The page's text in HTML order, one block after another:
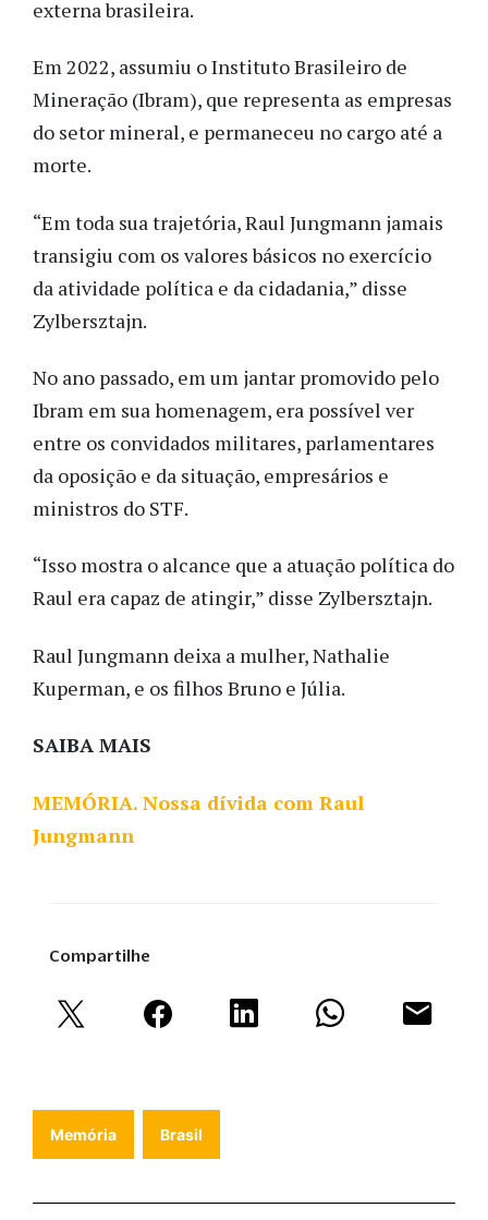
externa brasileira.
Em 2022, assumiu o Instituto Brasileiro de
Mineração (Ibram), que representa as empresas
do setor mineral, e permaneceu no cargo até a
morte.
“Em toda sua trajetória, Raul Jungmann jamais
transigiu com os valores básicos no exercício
da atividade política e da cidadania,” disse
Zylbersztajn.
No ano passado, em um jantar promovido pelo
Ibram em sua homenagem, era possível ver
entre os convidados militares, parlamentares
da oposição e da situação, empresários e
ministros do STF.
“Isso mostra o alcance que a atuação política do
Raul era capaz de atingir,” disse Zylbersztajn.
Raul Jungmann deixa a mulher, Nathalie
Kuperman, e os filhos Bruno e Júlia.
SAIBA MAIS
MEMÓRIA. Nossa dívida com Raul
Jungmann
Compartilhe
Memória Brasil